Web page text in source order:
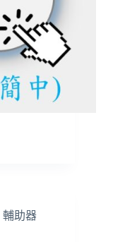
輔助器